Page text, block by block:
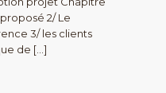
2/ Le
3/ les clients
de […]